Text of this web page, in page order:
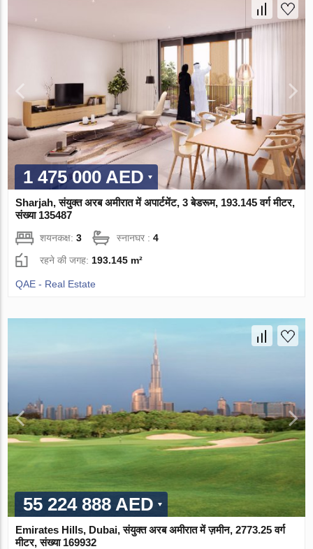
1 475 000 AED
Sharjah, संयुक्त अरब अमीरात में अपार्टमेंट, 3 बेडरूम, 193.145 वर्ग मीटर,
संख्या 135487
शयनकक्ष:3 स्नानघर :4
रहने की जगह: 193.145 m²
QAE - Real Estate
55 224 888 AED
Emirates Hills, Dubai, संयुक्त अरब अमीरात में ज़मीन, 2773.25 वर्ग
मीटर, संख्या 169932